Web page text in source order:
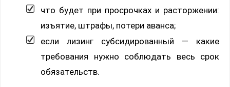
что будет при просрочках и расторжении:
изъятие, штрафы, потери аванса;
если лизинг субсидированный — какие
требования нужно соблюдать весь срок
обязательств.